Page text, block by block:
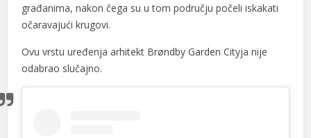
građanima, nakon čega su u tom području počeli iskakati
očaravajući krugovi.
Ovu vrstu uređenja arhitekt Brøndby Garden Cityja nije
odabrao slučajno.